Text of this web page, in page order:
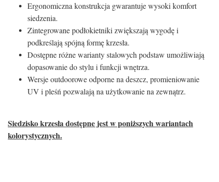
Ergonomiczna konstrukcja gwarantuje wysoki komfort
siedzenia.
Zintegrowane podłokietniki zwiększają wygodę i
podkreślają spójną formę krzesła.
Dostępne różne warianty stalowych podstaw umożliwiają
dopasowanie do stylu i funkcji wnętrza.
Wersje outdoorowe odporne na deszcz, promieniowanie
UV i pleśń pozwalają na użytkowanie na zewnątrz.
Siedzisko krzesła dostępne jest w poniższych wariantach
kolorystycznych.